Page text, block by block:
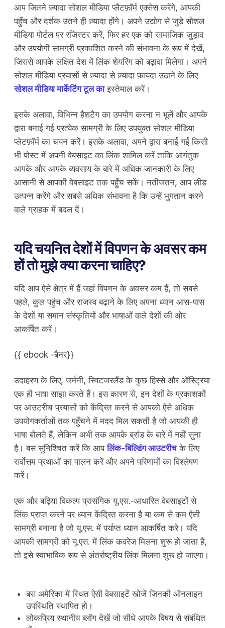
आप जितने ज़्यादा सोशल मीडिया प्लैटफ़ॉर्म एक्सेस करेंगे, आपकी
पहुँच और दर्शक उतने ही ज़्यादा होंगे। अपने उद्योग से जुड़े सोशल
मीडिया पोर्टल पर रजिस्टर करें, फिर हर एक को सामाजिक जुड़ाव
और उपयोगी सामग्री प्रकाशित करने की संभावना के रूप में देखें,
जिससे आपके लक्षित देश में लिंक शेयरिंग को बढ़ावा मिलेगा। अपने
सोशल मीडिया प्रयासों से ज़्यादा से ज़्यादा फ़ायदा उठाने के लिए
सोशल मीडिया मार्केटिंग टूल काइस्तेमाल करें।
इसके अलावा, विभिन्न हैशटैग का उपयोग करना न भूलें और आपके
द्वारा बनाई गई प्रत्येक सामग्री के लिए उपयुक्त सोशल मीडिया
प्लेटफ़ॉर्म का चयन करें। इसके अलावा, अपने द्वारा बनाई गई किसी
भी पोस्ट में अपनी वेबसाइट का लिंक शामिल करें ताकि आगंतुक
आपके और आपके व्यवसाय के बारे में अधिक जानकारी के लिए
आसानी से आपकी वेबसाइट तक पहुँच सकें। नतीजतन, आप लीड
उत्पन्न करेंगे और सबसे अधिक संभावना है कि उन्हें भुगतान करने
वाले ग्राहक में बदल दें।
यदि चयनित देशों में विपणन के अवसर कम
हों तो मुझे क्या करना चाहिए?
यदि आप ऐसे क्षेत्र में हैं जहां विपणन के अवसर कम हैं, तो सबसे
पहले, कुल पहुंच और राजस्व बढ़ाने के लिए अपना ध्यान आस-पास
के देशों या समान संस्कृतियों और भाषाओं वाले देशों की ओर
आकर्षित करें।
{{ ebook -बैनर}}
उदाहरण के लिए, जर्मनी, स्विटजरलैंड के कुछ हिस्से और ऑस्ट्रिया
एक ही भाषा साझा करते हैं। इस कारण से, इन देशों के प्रकाशकों
पर आउटरीच प्रयासों को केंद्रित करने से आपको ऐसे अधिक
उपयोगकर्ताओं तक पहुँचने में मदद मिल सकती है जो आपकी ही
भाषा बोलते हैं, लेकिन अभी तक आपके ब्रांड के बारे में नहीं सुना
है। बस सुनिश्चित करें कि आपलिंक-बिल्डिंग आउटरीचके लिए
सर्वोत्तम प्रथाओं का पालन करें और अपने परिणामों का विश्लेषण
करें।
एक और बढ़िया विकल्प प्रासंगिक यू.एस.-आधारित वेबसाइटों से
लिंक प्राप्त करने पर ध्यान केंद्रित करना है या कम से कम ऐसी
सामग्री बनाना है जो यू.एस. में पर्याप्त ध्यान आकर्षित करे। यदि
आपकी सामग्री को यू.एस. में लिंक कवरेज मिलना शुरू हो जाता है,
तो इसे स्वाभाविक रूप से अंतर्राष्ट्रीय लिंक मिलना शुरू हो जाएगा।
बस अमेरिका में स्थित ऐसी वेबसाइटें खोजें जिनकी ऑनलाइन
उपस्थिति स्थापित हो।
लोकप्रिय स्थानीय ब्लॉग देखें जो सीधे आपके विषय से संबंधित